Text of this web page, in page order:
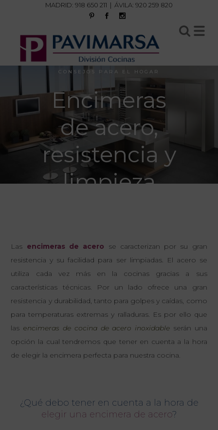
MADRID: 918 650 211 | ÁVILA: 920 259 820
CONSEJOS PARA EL HOGAR
Encimeras
de acero,
resistencia y
limpieza
Las encimeras de acero se caracterizan por su gran
resistencia y su facilidad para ser limpiadas. El acero se
utiliza cada vez más en la cocinas gracias a sus
características técnicas. Por un lado ofrece una gran
resistencia y durabilidad, tanto para golpes y caídas, como
para temperaturas extremas y ralladuras. Es por ello que
las encimeras de cocina de acero inoxidable serán una
opción la cual tendremos que tener en cuenta a la hora
de elegir la encimera perfecta para nuestra cocina.
¿Qué debo tener en cuenta a la hora de
elegir una encimera de acero?